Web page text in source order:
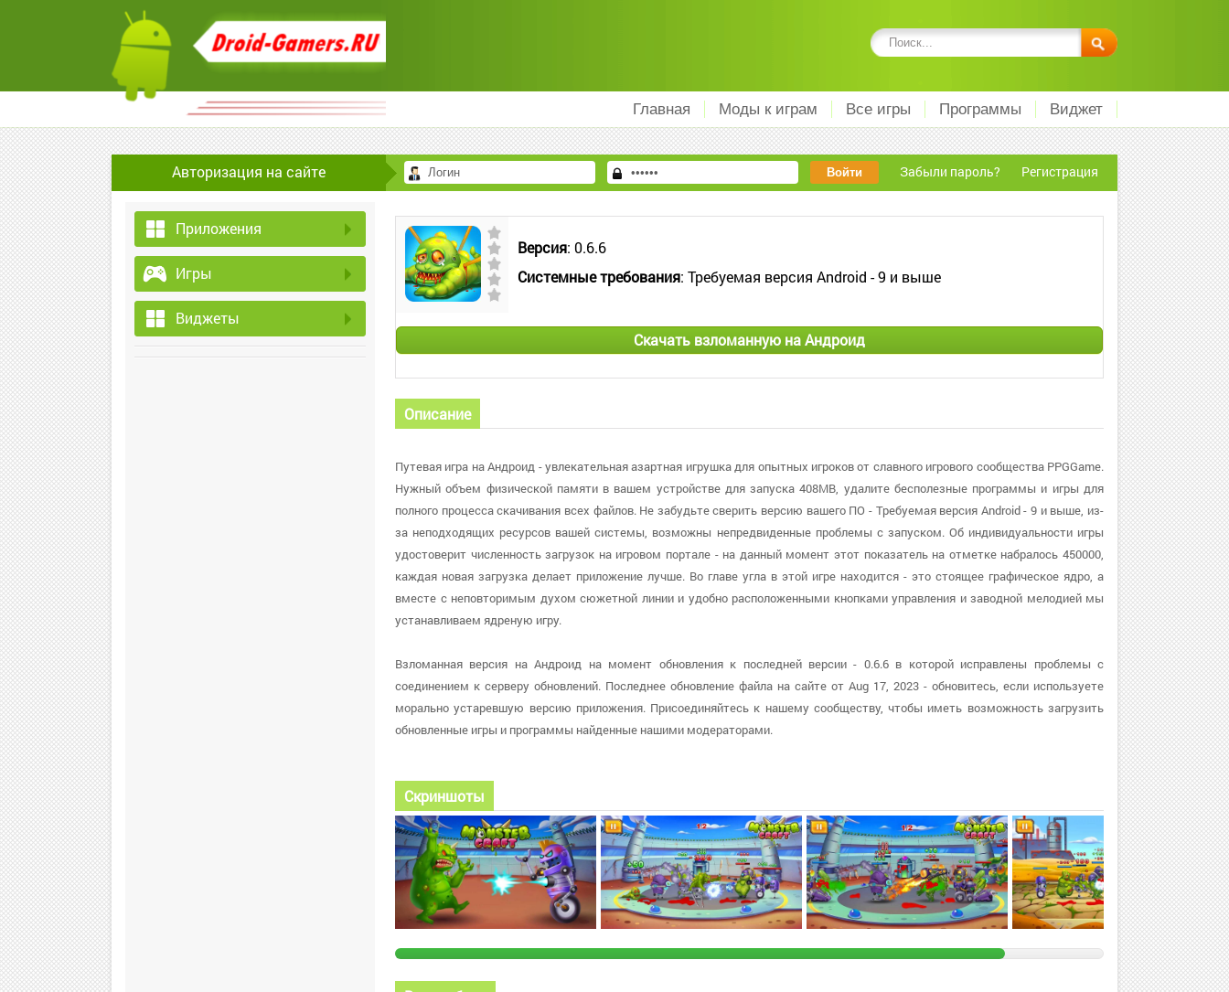
Главная Моды к играм Все игры Программы Виджет
Авторизация на сайте Забыли пароль? Регистрация
Приложения
Игры
Виджеты
Версия: 0.6.6
Системные требования: Требуемая версия Android - 9 и выше
Скачать взломанную на Андроид
Описание
Путевая игра на Андроид - увлекательная азартная игрушка для опытных игроков от славного игрового сообщества PPGGame.
Нужный объем физической памяти в вашем устройстве для запуска 408MB, удалите бесполезные программы и игры для
полного процесса скачивания всех файлов. Не забудьте сверить версию вашего ПО - Требуемая версия Android - 9 и выше, из-
за неподходящих ресурсов вашей системы, возможны непредвиденные проблемы с запуском. Об индивидуальности игры
удостоверит численность загрузок на игровом портале - на данный момент этот показатель на отметке набралось 450000,
каждая новая загрузка делает приложение лучше. Во главе угла в этой игре находится - это стоящее графическое ядро, а
вместе с неповторимым духом сюжетной линии и удобно расположенными кнопками управления и заводной мелодией мы
устанавливаем ядреную игру.
Взломанная версия на Андроид на момент обновления к последней версии - 0.6.6 в которой исправлены проблемы с
соединением к серверу обновлений. Последнее обновление файла на сайте от Aug 17, 2023 - обновитесь, если используете
морально устаревшую версию приложения. Присоединяйтесь к нашему сообществу, чтобы иметь возможность загрузить
обновленные игры и программы найденные нашими модераторами.
Скриншоты